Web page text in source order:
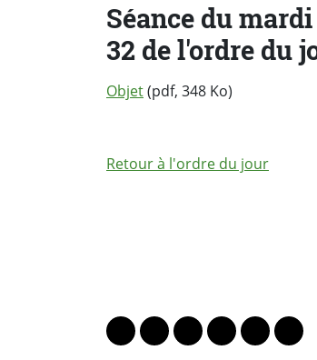
Séance du
32 de l'ordre du
Objet(pdf, 348 Ko)
Retour à l'ordre du jour
Lien vers le profil Mastodon
Lien vers le profil Bluesky
Lien vers le profil
Lien vers le
Lien vers